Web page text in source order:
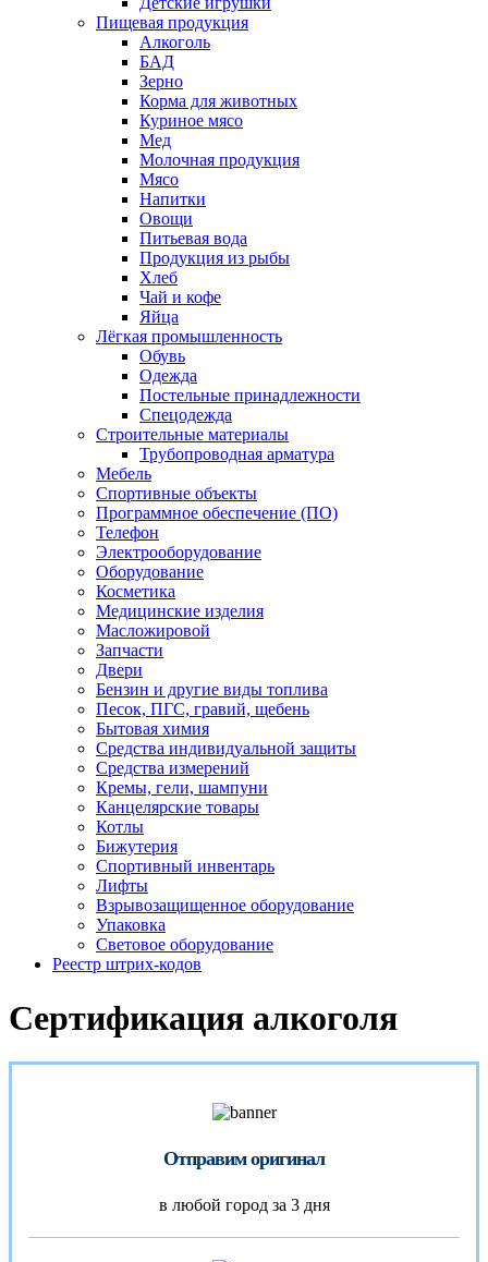
Пищевая продукция
Алкоголь
БАД
Зерно
Корма для животных
Куриное мясо
Мед
Молочная продукция
Мясо
Напитки
Овощи
Питьевая вода
Продукция из рыбы
Хлеб
Чай и кофе
Яйца
Лёгкая промышленность
Обувь
Одежда
Постельные принадлежности
Спецодежда
Строительные материалы
Трубопроводная арматура
Мебель
Спортивные объекты
Программное обеспечение (ПО)
Телефон
Электрооборудование
Оборудование
Косметика
Медицинские изделия
Масложировой
Запчасти
Двери
Бензин и другие виды топлива
Песок, ПГС, гравий, щебень
Бытовая химия
Средства индивидуальной защиты
Средства измерений
Кремы, гели, шампуни
Канцелярские товары
Котлы
Бижутерия
Спортивный инвентарь
Лифты
Взрывозащищенное оборудование
Упаковка
Световое оборудование
Реестр штрих-кодов
Сертификация алкоголя
Отправим оригинал
в любой город за 3 дня